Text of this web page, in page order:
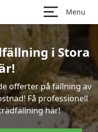
Menu
i Stora
offerter på fällning av
Få professionell
här!